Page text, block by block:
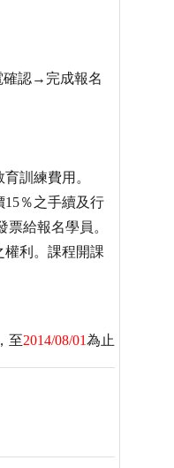
確認→完成報名
訓練費用。
％之手續及行
給報名學員。
權利。課程開課
至2014/08/01為止